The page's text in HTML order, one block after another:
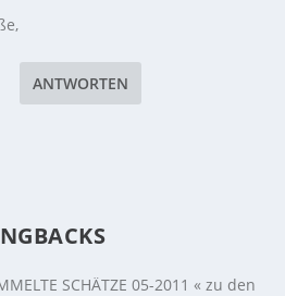
ANTWORTEN
SCHÄTZE 05-2011 « zu den